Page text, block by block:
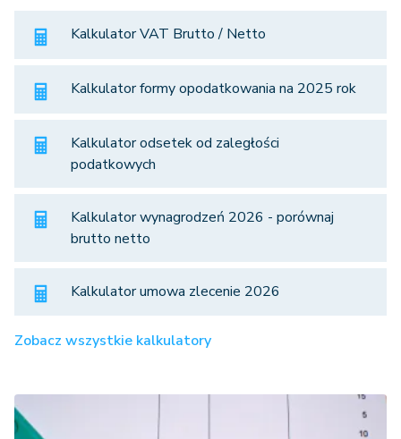
Kalkulator VAT Brutto / Netto
Kalkulator formy opodatkowania na 2025 rok
Kalkulator odsetek od zaległości
podatkowych
Kalkulator wynagrodzeń 2026 - porównaj
brutto netto
Kalkulator umowa zlecenie 2026
Zobacz wszystkie kalkulatory